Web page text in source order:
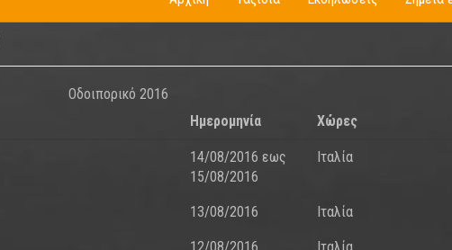
Οδοιπορικό 2016
Ημερομηνία Χώρες
14/08/2016 εως
15/08/2016
Ιταλία
13/08/2016 Ιταλία